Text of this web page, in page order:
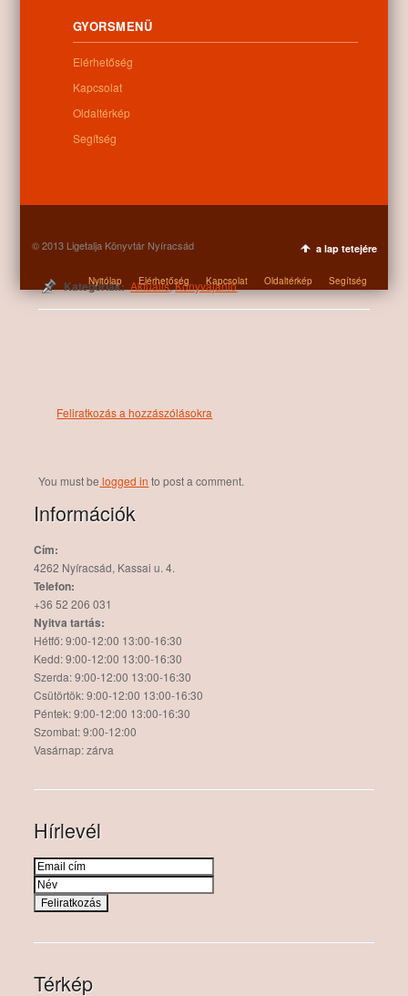
“A mód, ahogy Mitchell a Felhőatlasz történetét elmeséli,
valósággal rabul ejtett.” –
0
Kapcsolódó anyagok
Kategóriák: Aktuális,Könyvajánló
Feliratkozás a hozzászólásokra
You must be logged in to post a comment.
Információk
Cím:
4262 Nyíracsád, Kassai u. 4.
Telefon:
+36 52 206 031
Nyitva tartás:
Hétfő: 9:00-12:00 13:00-16:30
Kedd: 9:00-12:00 13:00-16:30
Szerda: 9:00-12:00 13:00-16:30
Csütörtök: 9:00-12:00 13:00-16:30
Péntek: 9:00-12:00 13:00-16:30
Szombat: 9:00-12:00
Vasárnap: zárva
Hírlevél
Térkép
GYORSMENÜ
Elérhetőség
Kapcsolat
Oldaltérkép
Segítség
© 2013 Ligetalja Könyvtár Nyíracsád a lap tetejére
Nyitólap Elérhetőség Kapcsolat Oldaltérkép Segítség